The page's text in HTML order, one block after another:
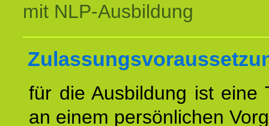
mit NLP-Ausbildung
für die Ausbildung ist eine
an einem persönlichen